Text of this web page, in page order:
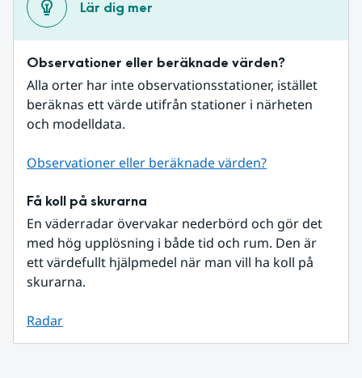
Lär dig mer
Observationer eller beräknade värden?
Alla orter har inte observationsstationer, istället
beräknas ett värde utifrån stationer i närheten
och modelldata.
Observationer eller beräknade värden?
Få koll på skurarna
En väderradar övervakar nederbörd och gör det
med hög upplösning i både tid och rum. Den är
ett värdefullt hjälpmedel när man vill ha koll på
skurarna.
Radar